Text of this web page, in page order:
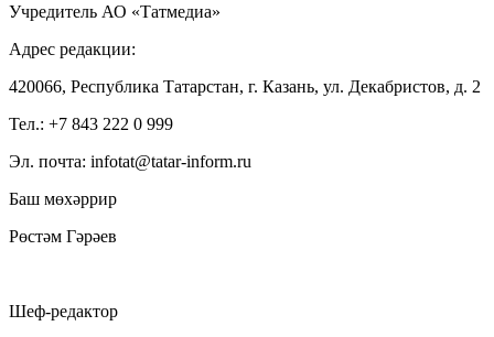
Учредитель АО «Татмедиа»
Адрес редакции:
420066, Республика Татарстан, г. Казань, ул. Декабристов, д. 2
Тел.: +7 843 222 0 999
Эл. почта: infotat@tatar-inform.ru
Баш мөхәррир
Рөстәм Гәрәев
Шеф-редактор